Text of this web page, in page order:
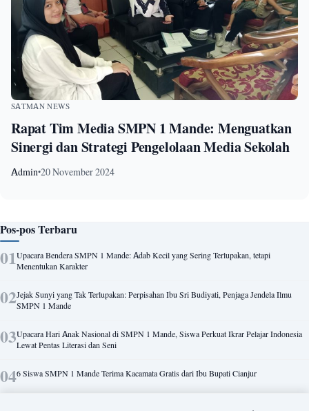
SATMAN NEWS
Rapat Tim Media SMPN 1 Mande: Menguatkan
Sinergi dan Strategi Pengelolaan Media Sekolah
Admin•20 November 2024
Pos-pos Terbaru
Upacara Bendera SMPN 1 Mande: Adab Kecil yang Sering Terlupakan, tetapi
Menentukan Karakter
Jejak Sunyi yang Tak Terlupakan: Perpisahan Ibu Sri Budiyati, Penjaga Jendela Ilmu
SMPN 1 Mande
Upacara Hari Anak Nasional di SMPN 1 Mande, Siswa Perkuat Ikrar Pelajar Indonesia
Lewat Pentas Literasi dan Seni
6 Siswa SMPN 1 Mande Terima Kacamata Gratis dari Ibu Bupati Cianjur